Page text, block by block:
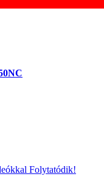
Folytatódik!